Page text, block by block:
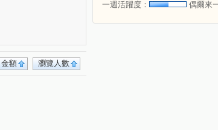
瀏覽人數
金額
一週活躍度：
偶爾來